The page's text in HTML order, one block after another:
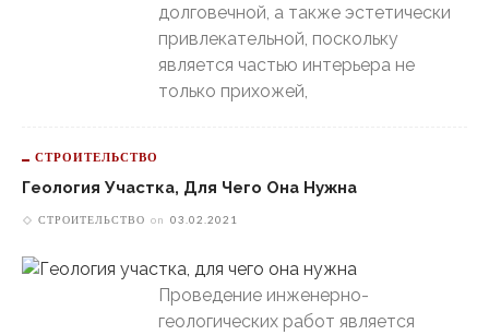
долговечной, а также эстетически
привлекательной, поскольку
является частью интерьера не
только прихожей,
СТРОИТЕЛЬСТВО
Геология Участка, Для Чего Она Нужна
СТРОИТЕЛЬСТВО on 03.02.2021
Проведение инженерно-
геологических работ является